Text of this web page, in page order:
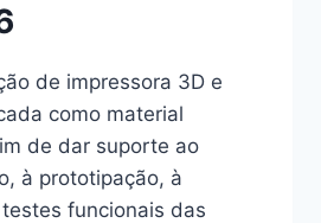
de impressora 3D e
como material
de dar suporte ao
à prototipação, à
funcionais das